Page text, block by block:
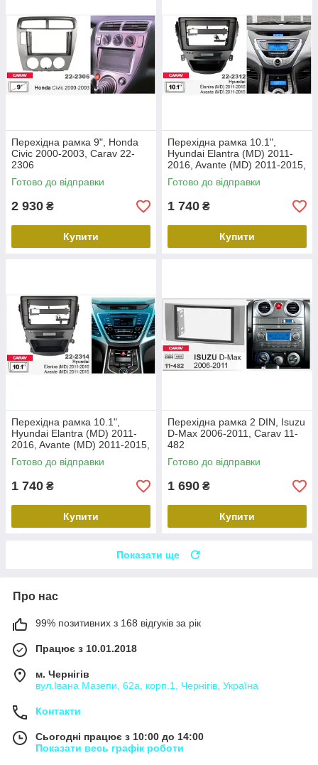
Перехідна рамка 9", Honda
Civic 2000-2003, Carav 22-
2306
Готово до відправки
2 930 ₴
Купити
Перехідна рамка 10.1",
Hyundai Elantra (MD) 2011-
2016, Avante (MD) 2011-2015,
Carav 22-2312
Готово до відправки
1 740 ₴
Купити
Перехідна рамка 10.1",
Hyundai Elantra (MD) 2011-
2016, Avante (MD) 2011-2015,
Carav 22-2314
Готово до відправки
1 740 ₴
Купити
Перехідна рамка 2 DIN, Isuzu
D-Max 2006-2011, Carav 11-
482
Готово до відправки
1 690 ₴
Купити
Показати ще
Про нас
99% позитивних з 168 відгуків за рік
Працює з 10.01.2018
м. Чернігів
вул.Івана Мазепи, 62а, корп.1, Чернігів, Україна
Контакти
Сьогодні працює з 10:00 до 14:00
Показати весь графік роботи